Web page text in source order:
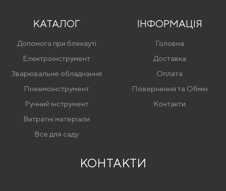
КАТАЛОГ
Допомога при блекауті
Електроінструмент
Зварювальне обладнання
Пневмоінструмент
Ручний інструмент
Витратні матеріали
Все для саду
ІНФОРМАЦІЯ
Головна
Доставка
Оплата
Повернення та Обмін
Контакти
КОНТАКТИ